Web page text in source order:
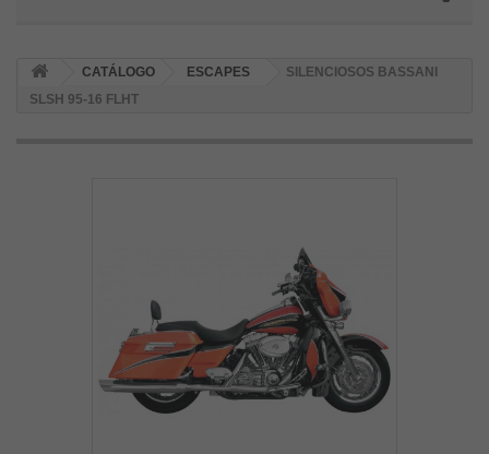
CATÁLOGO ESCAPES
SILENCIOSOS BASSANI
SLSH 95-16 FLHT